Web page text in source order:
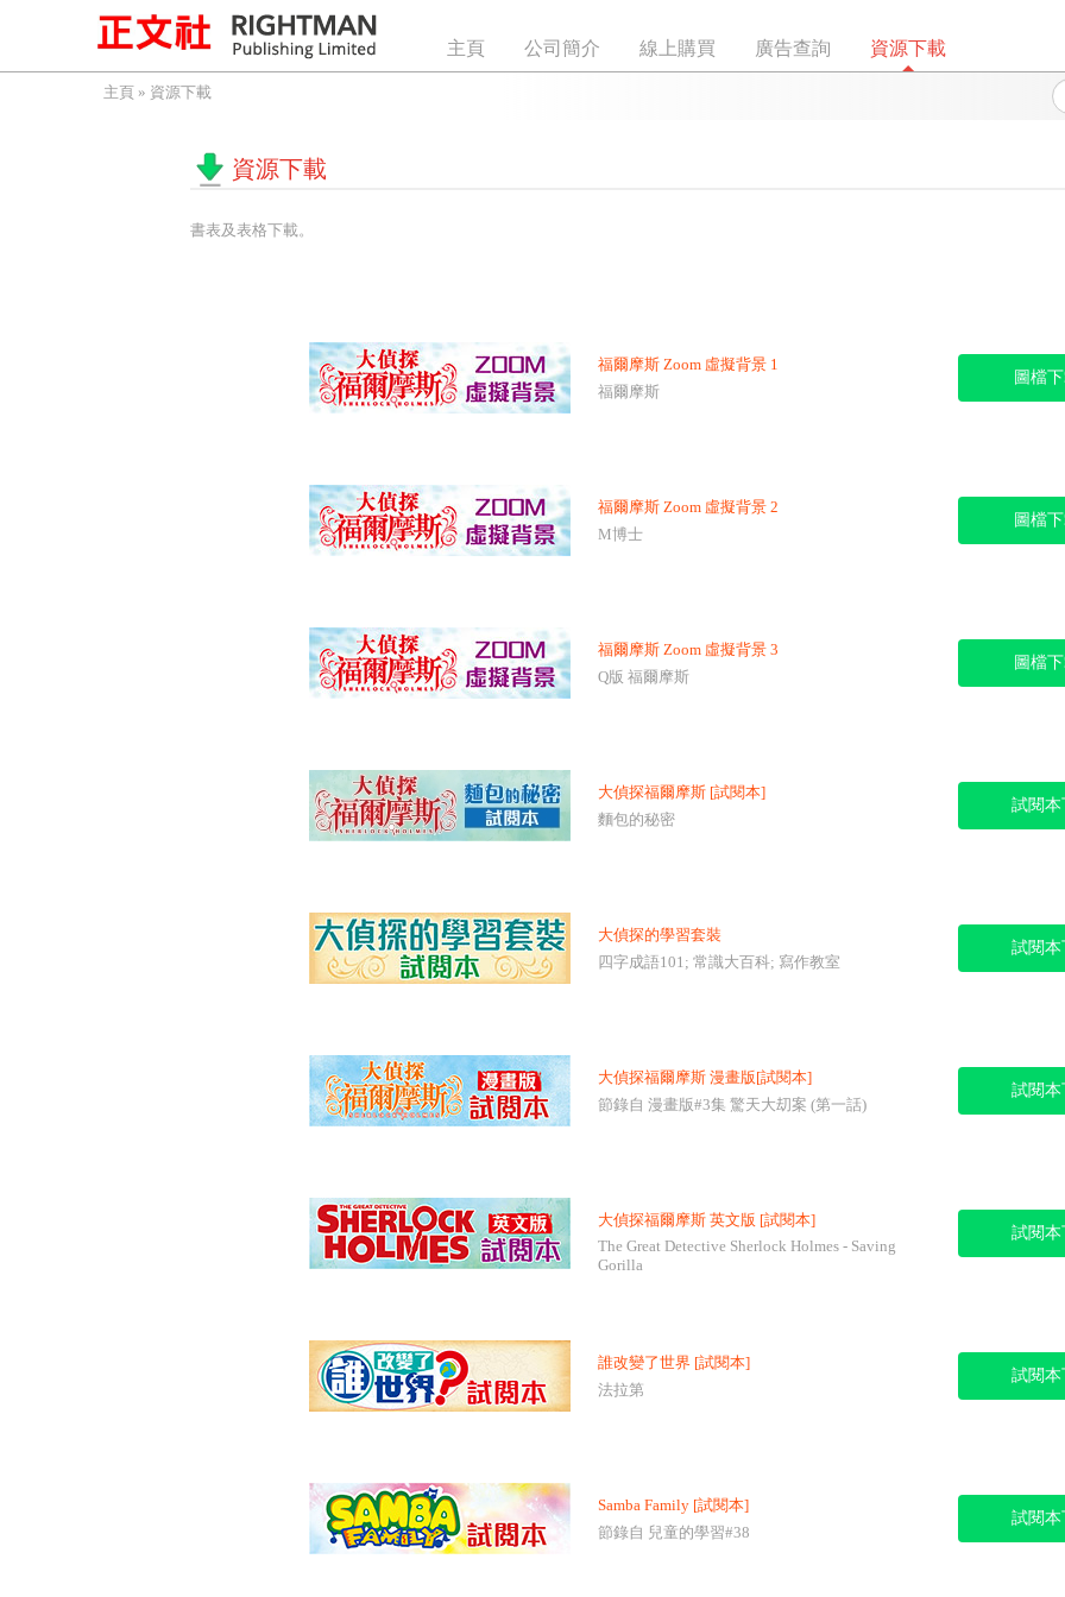
主頁 公司簡介 線上購買 廣告查詢 資源下載
主頁 » 資源下載
資源下載
書表及表格下載。
福爾摩斯 Zoom 虛擬背景 1
福爾摩斯
圖檔
福爾摩斯 Zoom 虛擬背景 2
M博士
圖檔
福爾摩斯 Zoom 虛擬背景 3
Q版 福爾摩斯
圖檔
大偵探福爾摩斯 [試閱本]
麵包的秘密
試閱本
大偵探的學習套裝
四字成語101; 常識大百科; 寫作教室
試閱本
大偵探福爾摩斯 漫畫版[試閱本]
節錄自 漫畫版#3集 驚天大刧案 (第一話)
試閱本
大偵探福爾摩斯 英文版 [試閱本]
The Great Detective Sherlock Holmes - Saving
Gorilla
試閱本
誰改變了世界 [試閱本]
法拉第
試閱本
Samba Family [試閱本]
節錄自 兒童的學習#38
試閱本